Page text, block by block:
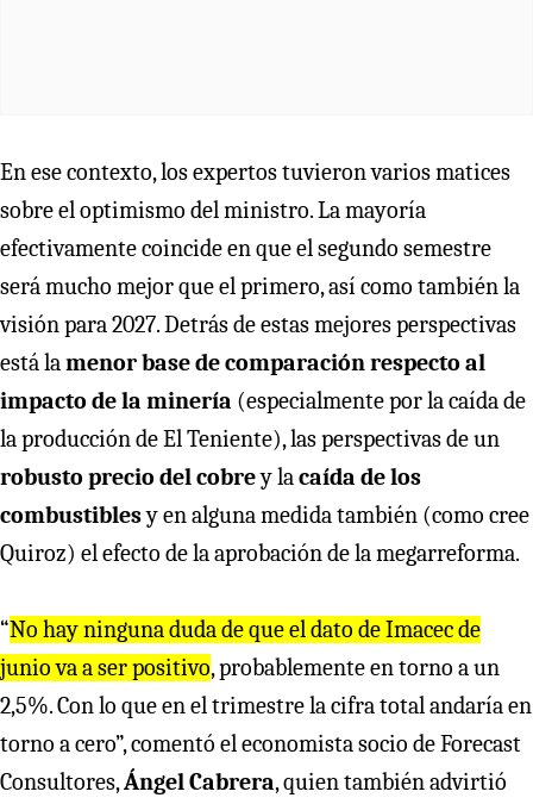
En ese contexto, los expertos tuvieron varios matices
sobre el optimismo del ministro. La mayoría
efectivamente coincide en que el segundo semestre
será mucho mejor que el primero, así como también la
visión para 2027. Detrás de estas mejores perspectivas
está lamenor base de comparación respecto al
impacto de la minería (especialmente por la caída de
la producción de El Teniente), las perspectivas de un
robusto precio del cobrey lacaída de los
combustiblesy en alguna medida también (como cree
Quiroz) el efecto de la aprobación de la megarreforma.
“No hay ninguna duda de que el dato de Imacec de
junio va a ser positivo, probablemente en torno a un
2,5%. Con lo que en el trimestre la cifra total andaría en
torno a cero”, comentó el economista socio de Forecast
Consultores,Ángel Cabrera, quien también advirtió